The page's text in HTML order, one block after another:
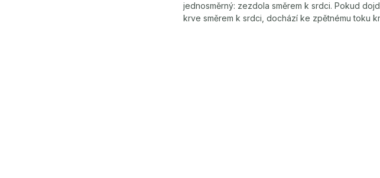
jednosměrný: zezdola směrem k srdci. Pokud
krve směrem k srdci, dochází ke zpětnému toku